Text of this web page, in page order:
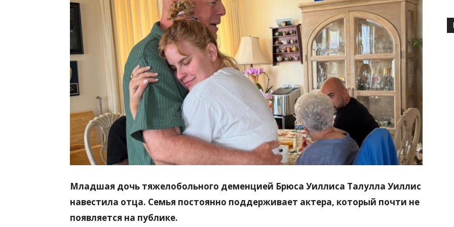
всем
Младшая дочь тяжелобольного деменцией Брюса Уиллиса Талулла Уиллис
навестила отца. Семья постоянно поддерживает актера, который почти не
появляется на публике.